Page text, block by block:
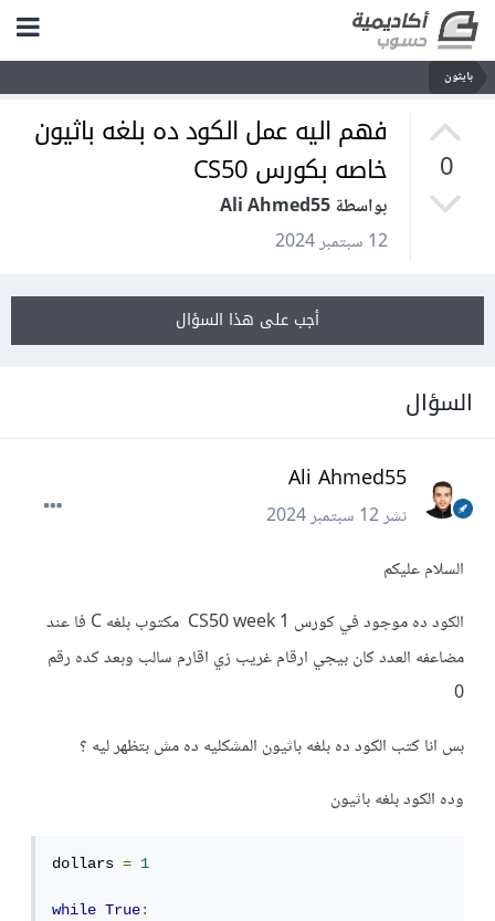
بايثون
0
فهم اليه عمل الكود ده بلغه باثيون
خاصه بكورس CS50
بواسطة Ali Ahmed55
12 سبتمبر 2024
أجب على هذا السؤال
السؤال
Ali Ahmed55
نشر12 سبتمبر 2024
السلام عليكم
الكود ده موجود في كورس CS50 week 1 مكتوب بلغه C فا عند
مضاعفه العدد كان بيجي ارقام غريب زي اقارم سالب وبعد كده رقم
0
بس انا كتب الكود ده بلغه باثيون المشكليه ده مش بتظهر ليه ؟
وده الكود بلغه باثيون
dollars = 1
while True: